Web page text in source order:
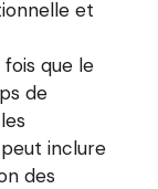
et
fois que le
de
inclure
des